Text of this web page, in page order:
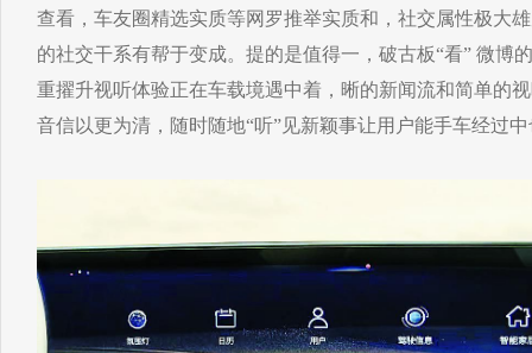
查看，车友圈精选实质等网罗推举实质和，社交属性极大
的社交干系有帮于变成。提的是值得一，破古板“看” 微博
重擢升视听体验正在车载境遇中着，晰的新闻流和简单的
音信以更为清，随时随地“听”见新颖事让用户能手车经过